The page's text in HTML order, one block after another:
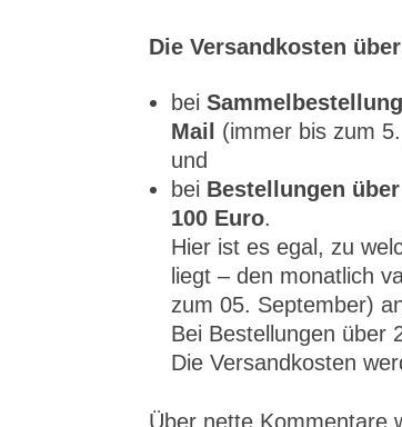
Die Versandkosten
bei
Mail
(immer bis zum
und
bei Bestellungen
100 Euro.
Hier ist es egal, zu
liegt – den monatlich
zum 05. September)
Bei Bestellungen über
Die Versandkosten
Über nette Kommentare